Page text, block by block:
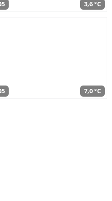
3,6 °C
7,0 °C